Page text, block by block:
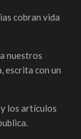
cobran vida
nuestros
escrita con un
los artículos